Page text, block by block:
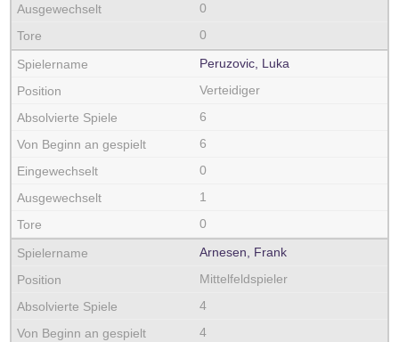
0
0
Peruzovic, Luka
Verteidiger
6
6
0
1
0
Arnesen, Frank
Mittelfeldspieler
4
4